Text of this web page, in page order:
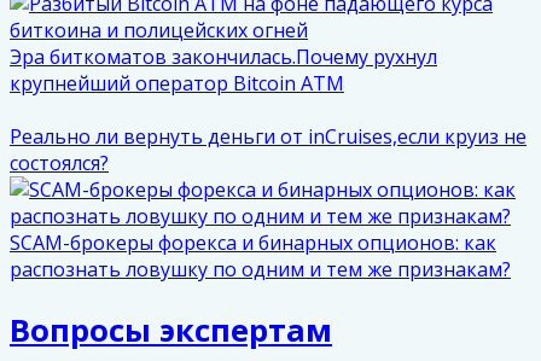
Эра биткоматов закончилась.Почему рухнул
крупнейший оператор Bitcoin ATM
Реально ли вернуть деньги от inCruises,если круиз не
состоялся?
SCAM-брокеры форекса и бинарных опционов: как
распознать ловушку по одним и тем же признакам?
Вопросы экспертам